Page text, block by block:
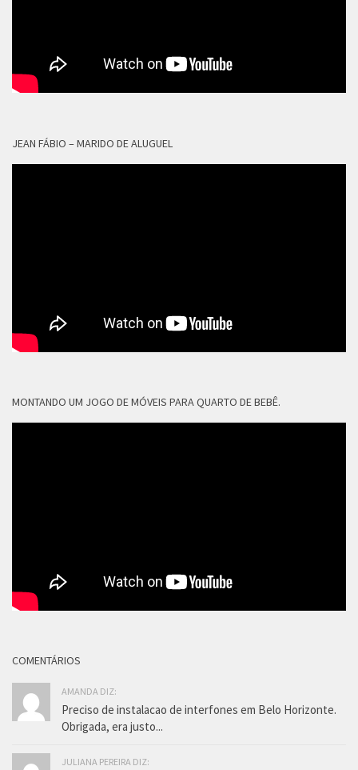
JEAN FÁBIO – MARIDO DE ALUGUEL
MONTANDO UM JOGO DE MÓVEIS PARA QUARTO DE BEBÊ.
COMENTÁRIOS
AMANDA DIZ:
Preciso de instalacao de interfones em Belo Horizonte.
Obrigada, era justo...
JULIANA PEREIRA DIZ: